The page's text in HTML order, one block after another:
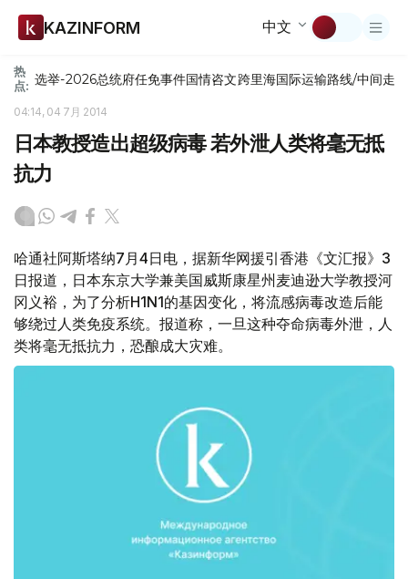
KAZINFORM 中文
热
点: 选举-2026总统府任免事件国情咨文跨里海国际运输路线/中间走廊
04:14, 04 7月 2014
日本教授造出超级病毒 若外泄人类将毫无抵
抗力
哈通社阿斯塔纳7月4日电，据新华网援引香港《文汇报》3
日报道，日本东京大学兼美国威斯康星州麦迪逊大学教授河
冈义裕，为了分析H1N1的基因变化，将流感病毒改造后能
够绕过人类免疫系统。报道称，一旦这种夺命病毒外泄，人
类将毫无抵抗力，恐酿成大灾难。